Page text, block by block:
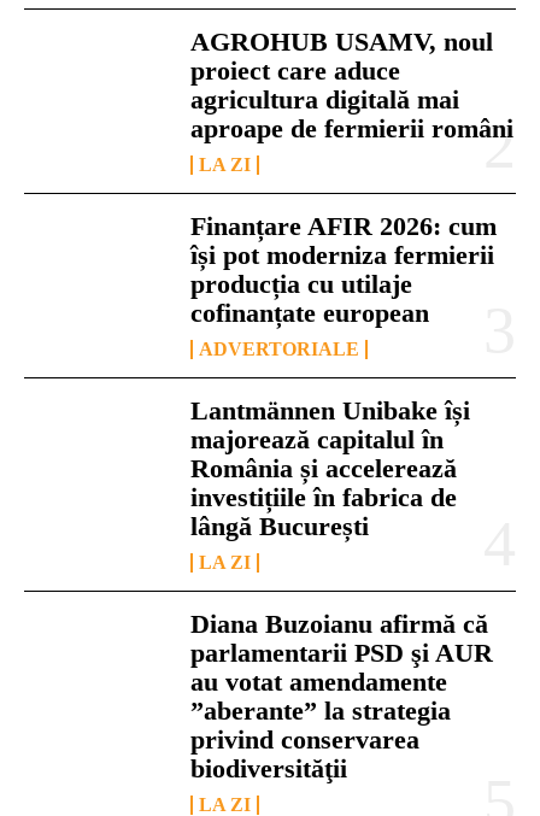
AGROHUB USAMV, noul
proiect care aduce
agricultura digitală mai
aproape de fermierii români
LA ZI
Finanțare AFIR 2026: cum
își pot moderniza fermierii
producția cu utilaje
cofinanțate european
ADVERTORIALE
Lantmännen Unibake își
majorează capitalul în
România și accelerează
investițiile în fabrica de
lângă București
LA ZI
Diana Buzoianu afirmă că
parlamentarii PSD şi AUR
au votat amendamente
”aberante” la strategia
privind conservarea
biodiversităţii
LA ZI